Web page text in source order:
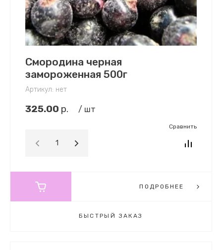
Смородина черная
замороженная 500г
Артикул: нет
325.00 р. / шт
Сравнить
ПОДРОБНЕЕ
БЫСТРЫЙ ЗАКАЗ